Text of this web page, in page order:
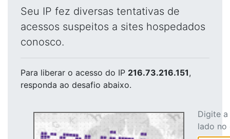
Seu IP fez diversas tentativas de
acessos suspeitos a sites hospedados
conosco.
Para liberar o acesso do IP 216.73.216.151,
responda ao desafio abaixo.
Digite
lado no